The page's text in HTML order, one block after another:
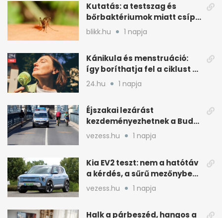
Kutatás: a testszag és
bőrbaktériumok miatt csípik
inkább a szúnyogok
blikk.hu 1 napja
Kánikula és menstruáció:
így boríthatja fel a ciklust a
hőség
24.hu 1 napja
Éjszakai lezárást
kezdeményezhetnek a Budai
Váralagútnál Budapesten
vezess.hu 1 napja
Kia EV2 teszt: nem a hatótáv
a kérdés, a sűrű mezőnyben
dől el
vezess.hu 1 napja
Halk a párbeszéd, hangos a